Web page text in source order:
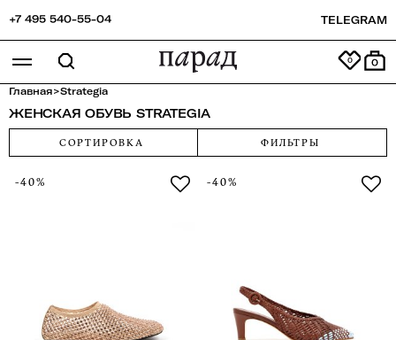
+7 495 540-55-04 TELEGRAM
0
Главная>Strategia
ЖЕНСКАЯ ОБУВЬ STRATEGIA
СОРТИРОВКА ФИЛЬТРЫ
-40% -40%